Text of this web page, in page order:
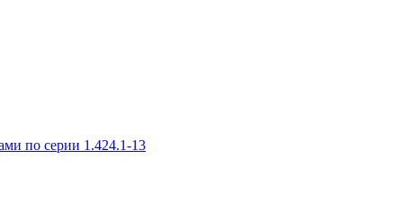
по серии 1.424.1-13